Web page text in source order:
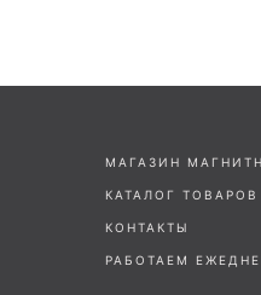
МАГАЗИН
КАТАЛОГ ТОВАРОВ
КОНТАКТЫ
РАБОТАЕМ